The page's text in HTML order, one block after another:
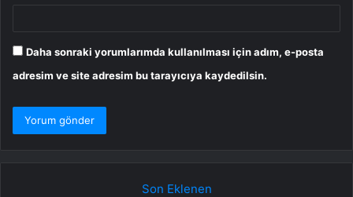
Daha sonraki yorumlarımda kullanılması için adım, e-posta
adresim ve site adresim bu tarayıcıya kaydedilsin.
Son Eklenen